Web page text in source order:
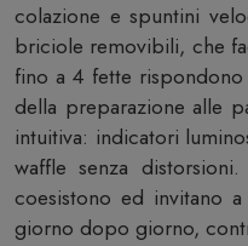
colazione e spuntini
briciole removibili, che
fino a 4 fette rispondono
della preparazione alle
intuitiva: indicatori
waffle senza
coesistono ed invitano
giorno dopo giorno,